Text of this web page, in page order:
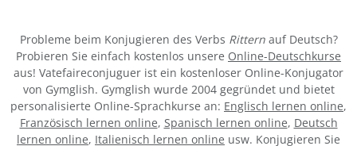
Probleme beim Konjugieren des Verbs Ritternauf Deutsch?
Probieren Sie einfach kostenlos unsere Online-Deutschkurse
aus! Vatefaireconjuguer ist ein kostenloser Online-Konjugator
von Gymglish. Gymglish wurde 2004 gegründet und bietet
personalisierte Online-Sprachkurse an: Englisch lernen online,
Französisch lernen online, Spanisch lernen online, Deutsch
lernen online, Italienisch lernen online usw. Konjugieren Sie